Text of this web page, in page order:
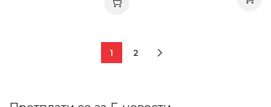
1 2